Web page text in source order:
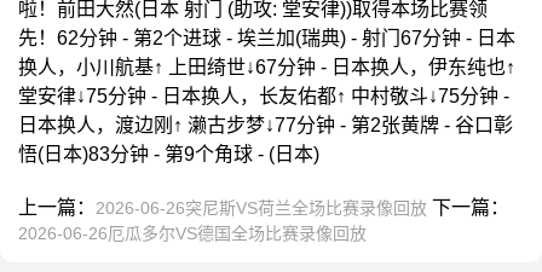
啦！前田大然(日本 射门 (助攻: 堂安律))取得本场比赛领
先！62分钟 - 第2个进球 - 埃兰加(瑞典) - 射门67分钟 - 日本
换人，小川航基↑ 上田绮世↓67分钟 - 日本换人，伊东纯也↑
堂安律↓75分钟 - 日本换人，长友佑都↑ 中村敬斗↓75分钟 -
日本换人，渡边刚↑ 濑古步梦↓77分钟 - 第2张黄牌 - 谷口彰
悟(日本)83分钟 - 第9个角球 - (日本)
上一篇： 2026-06-26突尼斯VS荷兰全场比赛录像回放 下一篇：
2026-06-26厄瓜多尔VS德国全场比赛录像回放